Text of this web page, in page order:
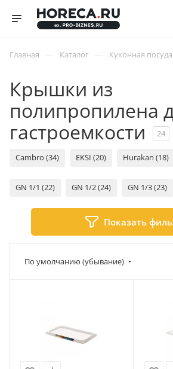
Главная — Каталог — Кухонная
Крышки из
полипропилена
гастроемкости
24
Cambro (34) EKSI (20) Hurakan (18)
GN 1/1 (22) GN 1/2 (24) GN 1/3 (23)
Показать
По умолчанию (убывание)